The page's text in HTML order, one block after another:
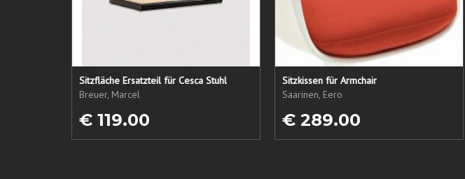
Sitzfläche Ersatzteil für Cesca Stuhl
Breuer, Marcel
€ 119.00
Sitzkissen für Armchair
Saarinen, Eero
€ 289.00